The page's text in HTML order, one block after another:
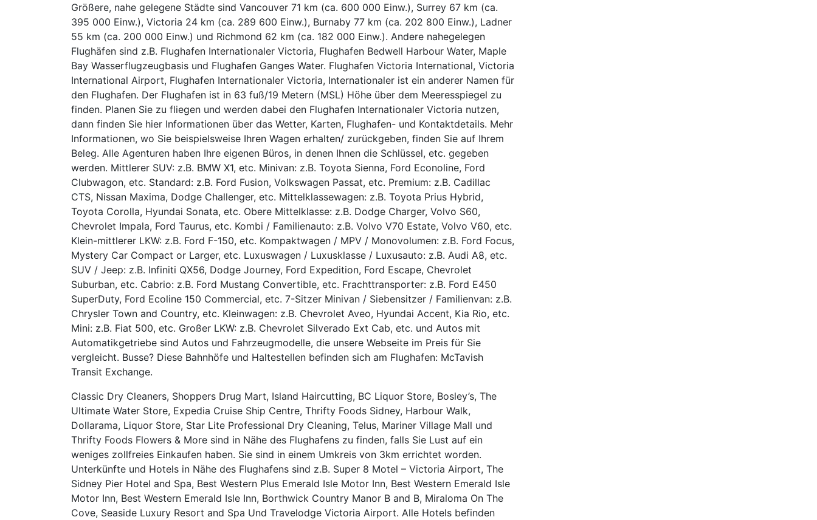
Größere, nahe gelegene Städte sind Vancouver 71 km (ca. 600 000 Einw.), Surrey 67 km (ca.
395 000 Einw.), Victoria 24 km (ca. 289 600 Einw.), Burnaby 77 km (ca. 202 800 Einw.), Ladner
55 km (ca. 200 000 Einw.) und Richmond 62 km (ca. 182 000 Einw.). Andere nahegelegen
Flughäfen sind z.B. Flughafen Internationaler Victoria, Flughafen Bedwell Harbour Water, Maple
Bay Wasserflugzeugbasis und Flughafen Ganges Water. Flughafen Victoria International, Victoria
International Airport, Flughafen Internationaler Victoria, Internationaler ist ein anderer Namen für
den Flughafen. Der Flughafen ist in 63 fuß/19 Metern (MSL) Höhe über dem Meeresspiegel zu
finden. Planen Sie zu fliegen und werden dabei den Flughafen Internationaler Victoria nutzen,
dann finden Sie hier Informationen über das Wetter, Karten, Flughafen- und Kontaktdetails. Mehr
Informationen, wo Sie beispielsweise Ihren Wagen erhalten/ zurückgeben, finden Sie auf Ihrem
Beleg. Alle Agenturen haben Ihre eigenen Büros, in denen Ihnen die Schlüssel, etc. gegeben
werden. Mittlerer SUV: z.B. BMW X1, etc. Minivan: z.B. Toyota Sienna, Ford Econoline, Ford
Clubwagon, etc. Standard: z.B. Ford Fusion, Volkswagen Passat, etc. Premium: z.B. Cadillac
CTS, Nissan Maxima, Dodge Challenger, etc. Mittelklassewagen: z.B. Toyota Prius Hybrid,
Toyota Corolla, Hyundai Sonata, etc. Obere Mittelklasse: z.B. Dodge Charger, Volvo S60,
Chevrolet Impala, Ford Taurus, etc. Kombi / Familienauto: z.B. Volvo V70 Estate, Volvo V60, etc.
Klein-mittlerer LKW: z.B. Ford F-150, etc. Kompaktwagen / MPV / Monovolumen: z.B. Ford Focus,
Mystery Car Compact or Larger, etc. Luxuswagen / Luxusklasse / Luxusauto: z.B. Audi A8, etc.
SUV / Jeep: z.B. Infiniti QX56, Dodge Journey, Ford Expedition, Ford Escape, Chevrolet
Suburban, etc. Cabrio: z.B. Ford Mustang Convertible, etc. Frachttransporter: z.B. Ford E450
SuperDuty, Ford Ecoline 150 Commercial, etc. 7-Sitzer Minivan / Siebensitzer / Familienvan: z.B.
Chrysler Town and Country, etc. Kleinwagen: z.B. Chevrolet Aveo, Hyundai Accent, Kia Rio, etc.
Mini: z.B. Fiat 500, etc. Großer LKW: z.B. Chevrolet Silverado Ext Cab, etc. und Autos mit
Automatikgetriebe sind Autos und Fahrzeugmodelle, die unsere Webseite im Preis für Sie
vergleicht. Busse? Diese Bahnhöfe und Haltestellen befinden sich am Flughafen: McTavish
Transit Exchange.
Classic Dry Cleaners, Shoppers Drug Mart, Island Haircutting, BC Liquor Store, Bosley’s, The
Ultimate Water Store, Expedia Cruise Ship Centre, Thrifty Foods Sidney, Harbour Walk,
Dollarama, Liquor Store, Star Lite Professional Dry Cleaning, Telus, Mariner Village Mall und
Thrifty Foods Flowers & More sind in Nähe des Flughafens zu finden, falls Sie Lust auf ein
weniges zollfreies Einkaufen haben. Sie sind in einem Umkreis von 3km errichtet worden.
Unterkünfte und Hotels in Nähe des Flughafens sind z.B. Super 8 Motel – Victoria Airport, The
Sidney Pier Hotel and Spa, Best Western Plus Emerald Isle Motor Inn, Best Western Emerald Isle
Motor Inn, Best Western Emerald Isle Inn, Borthwick Country Manor B and B, Miraloma On The
Cove, Seaside Luxury Resort and Spa Und Travelodge Victoria Airport. Alle Hotels befinden